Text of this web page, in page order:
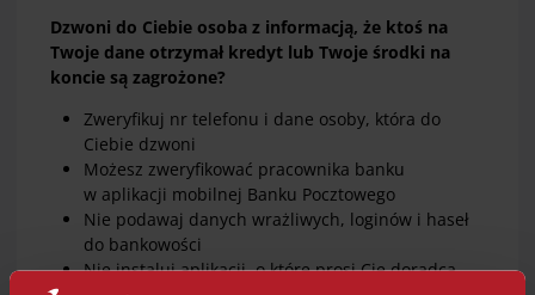
Dzwoni do Ciebie osoba z informacją, że ktoś na
Twoje dane otrzymał kredyt lub Twoje środki na
koncie są zagrożone?
Zweryfikuj nr telefonu i dane osoby, która do
Ciebie dzwoni
Możesz zweryfikować pracownika banku
w aplikacji mobilnej Banku Pocztowego
Nie podawaj danych wrażliwych, loginów i haseł
do bankowości
Nie instaluj aplikacji, o które prosi Cię doradca